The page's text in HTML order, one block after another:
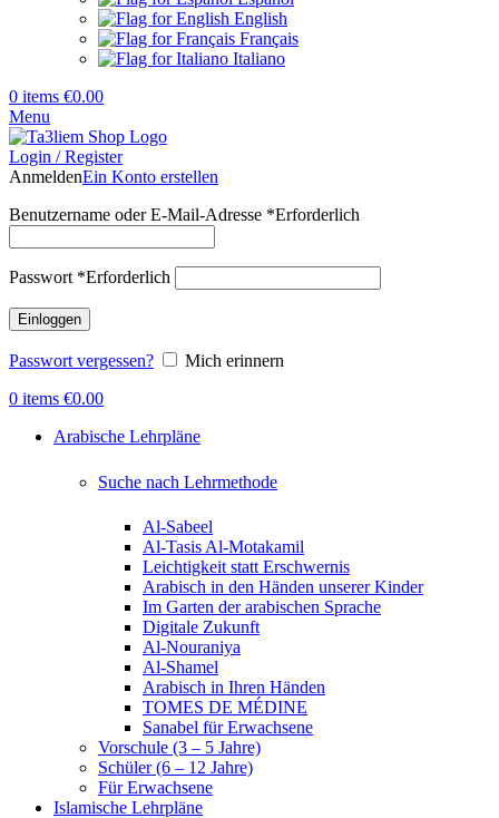
English
Français
Italiano
0 items €0.00
Menu
Login / Register
AnmeldenEin Konto erstellen
Benutzername oder E-Mail-Adresse *Erforderlich
Passwort *Erforderlich
Einloggen
Passwort vergessen?
Mich erinnern
0 items €0.00
Arabische Lehrpläne
Suche nach Lehrmethode
Al-Sabeel
Al-Tasis Al-Motakamil
Leichtigkeit statt Erschwernis
Arabisch in den Händen unserer Kinder
Im Garten der arabischen Sprache
Digitale Zukunft
Al-Nouraniya
Al-Shamel
Arabisch in Ihren Händen
TOMES DE MÉDINE
Sanabel für Erwachsene
Vorschule (3 – 5 Jahre)
Schüler (6 – 12 Jahre)
Für Erwachsene
Islamische Lehrpläne